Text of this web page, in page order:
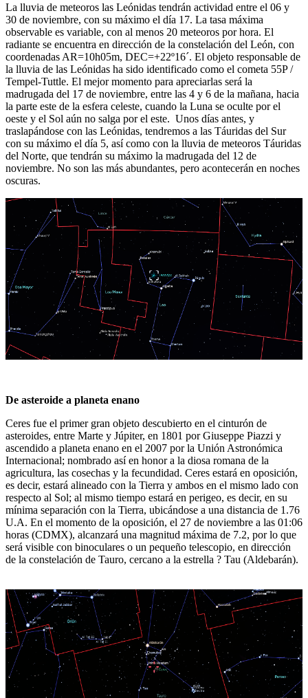
La lluvia de meteoros las Leónidas tendrán actividad entre el 06 y
30 de noviembre, con su máximo el día 17. La tasa máxima
observable es variable, con al menos 20 meteoros por hora. El
radiante se encuentra en dirección de la constelación del León, con
coordenadas AR=10h05m, DEC=+22º16´. El objeto responsable de
la lluvia de las Leónidas ha sido identificado como el cometa 55P /
Tempel-Tuttle. El mejor momento para apreciarlas será la
madrugada del 17 de noviembre, entre las 4 y 6 de la mañana, hacia
la parte este de la esfera celeste, cuando la Luna se oculte por el
oeste y el Sol aún no salga por el este. Unos días antes, y
traslapándose con las Leónidas, tendremos a las Táuridas del Sur
con su máximo el día 5, así como con la lluvia de meteoros Táuridas
del Norte, que tendrán su máximo la madrugada del 12 de
noviembre. No son las más abundantes, pero acontecerán en noches
oscuras.
De asteroide a planeta enano
Ceres fue el primer gran objeto descubierto en el cinturón de
asteroides, entre Marte y Júpiter, en 1801 por Giuseppe Piazzi y
ascendido a planeta enano en el 2007 por la Unión Astronómica
Internacional; nombrado así en honor a la diosa romana de la
agricultura, las cosechas y la fecundidad. Ceres estará en oposición,
es decir, estará alineado con la Tierra y ambos en el mismo lado con
respecto al Sol; al mismo tiempo estará en perigeo, es decir, en su
mínima separación con la Tierra, ubicándose a una distancia de 1.76
U.A. En el momento de la oposición, el 27 de noviembre a las 01:06
horas (CDMX), alcanzará una magnitud máxima de 7.2, por lo que
será visible con binoculares o un pequeño telescopio, en dirección
de la constelación de Tauro, cercano a la estrella ? Tau (Aldebarán).